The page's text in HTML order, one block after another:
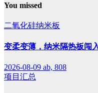
You missed
二氧化硅纳米板
变柔变薄，纳米隔热板闯
2026-08-09 ab, 808
项目汇总